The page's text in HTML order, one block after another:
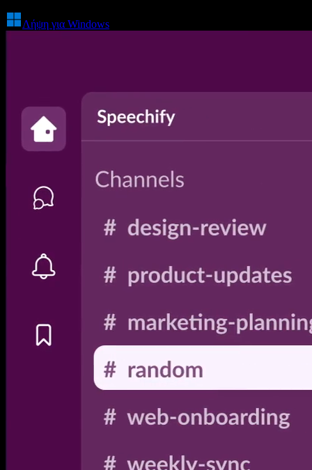
Λήψη για Windows